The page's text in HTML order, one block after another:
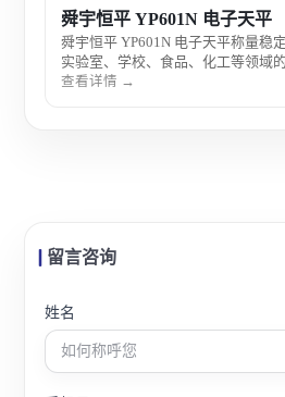
舜宇恒平 YP601N 电子天平
舜宇恒平 YP601N 电子天平称量稳
实验室、学校、食品、化工等领域
查看详情 →
留言咨询
姓名